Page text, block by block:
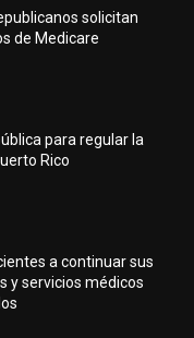
solicitan
de Medicare
para regular la
Rico
a continuar sus
y servicios médicos